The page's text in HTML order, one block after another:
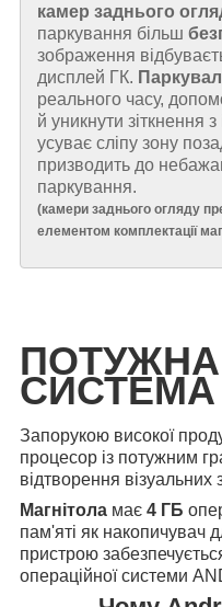
камер заднього
паркування більш
зображення
дисплей ГК.
реального часу,
й уникнути зіткнення
усуває сліпу зону
призводить до
паркування.
(камери заднього огляду
елементом комплектації
ПОТУЖНА
СИСТЕМА
Запорукою високої
процесор із потужним
відтворення візуальних
Магнітола має 4 ГБ
пам'яті як накопичувач
пристрою
операційної системи